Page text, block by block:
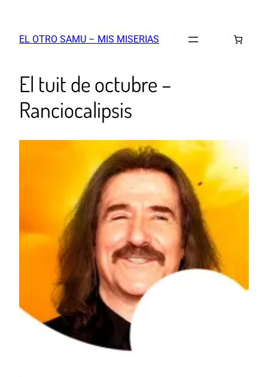
EL OTRO SAMU – MIS MISERIAS
El tuit de octubre –
Ranciocalipsis